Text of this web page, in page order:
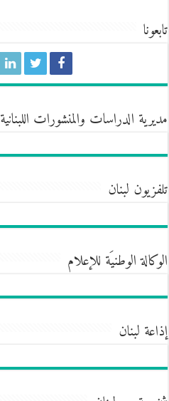
تابعونا
مديرية الدراسات والمنشورات اللبنانية
تلفزيون لبنان
الوكالة الوطنيَة للإعلام
إذاعة لبنان